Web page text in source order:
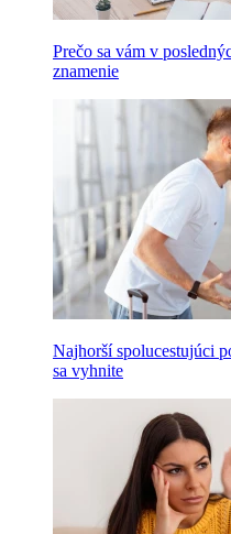
Prečo sa vám v
znamenie
Najhorší spolucestujúci
sa vyhnite